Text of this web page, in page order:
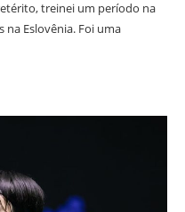
treinei um período na
na Eslovênia. Foi uma